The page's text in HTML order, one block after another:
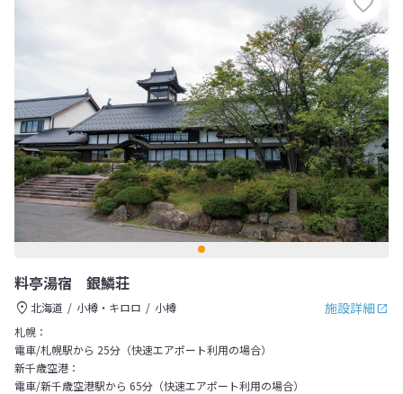
料亭湯宿 銀鱗荘
施設詳細
北海道 小樽・キロロ
小樽
札幌：
電車/札幌駅から 25分（快速エアポート利用の場合）
新千歳空港：
電車/新千歳空港駅から 65分（快速エアポート利用の場合）